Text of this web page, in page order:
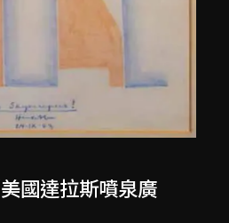
國達拉斯噴泉廣